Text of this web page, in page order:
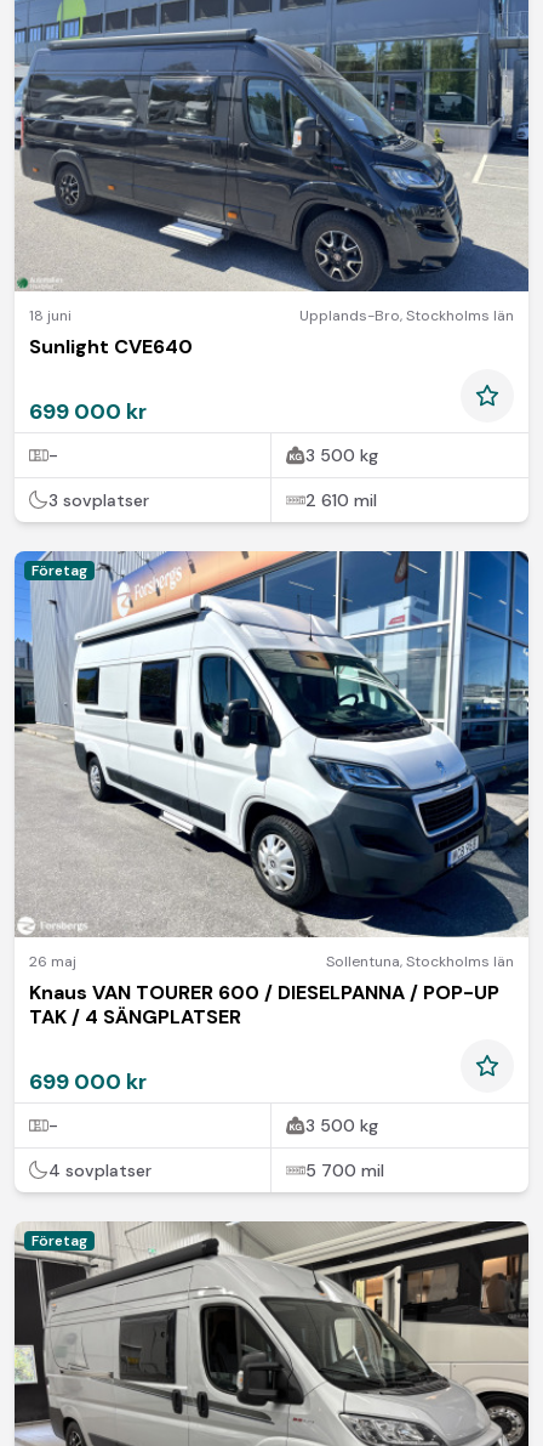
18 juni Upplands-Bro,Stockholms län
Sunlight CVE640
699 000 kr
- 3 500 kg
3 sovplatser 2 610 mil
Företag
26 maj Sollentuna,Stockholms län
Knaus VAN TOURER 600 / DIESELPANNA / POP-UP
TAK / 4 SÄNGPLATSER
699 000 kr
- 3 500 kg
4 sovplatser 5 700 mil
Företag